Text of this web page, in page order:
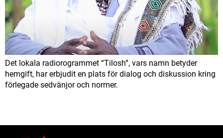
Det lokala radiorogrammet “Tilosh”, vars namn betyder
hemgift, har erbjudit en plats för dialog och diskussion kring
förlegade sedvänjor och normer.